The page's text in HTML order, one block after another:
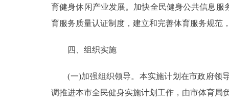
育健身休闲产业发展。加快全民健身公共信息
育服务质量认证制度，建立和完善体育服务规范
四、组织实施
(一)加强组织领导。本实施计划在市政府领导
调推进本市全民健身实施计划工作，由市体育局